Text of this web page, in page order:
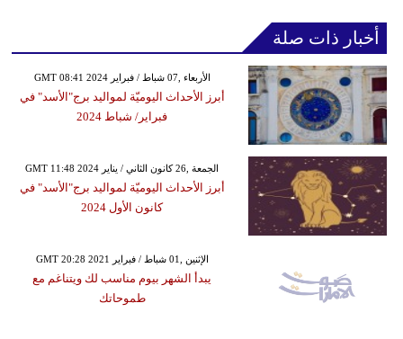
أخبار ذات صلة
GMT 08:41 2024 الأربعاء ,07 شباط / فبراير
أبرز الأحداث اليوميّة لمواليد برج"الأسد" في
فبراير/ شباط 2024
GMT 11:48 2024 الجمعة ,26 كانون الثاني / يناير
أبرز الأحداث اليوميّة لمواليد برج"الأسد" في
كانون الأول 2024
GMT 20:28 2021 الإثنين ,01 شباط / فبراير
يبدأ الشهر بيوم مناسب لك ويتناغم مع
طموحاتك